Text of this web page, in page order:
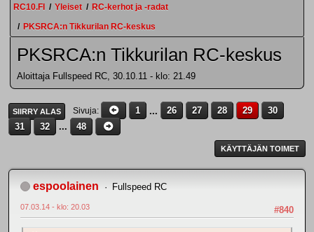
RC10.FI / Yleiset / RC-kerhot ja -radat
/ PKSRCA:n Tikkurilan RC-keskus
PKSRCA:n Tikkurilan RC-keskus
Aloittaja Fullspeed RC, 30.10.11 - klo: 21.49
SIIRRY ALAS Sivuja 1 ... 26 27 28 29
30
31
32 ... 48
KÄYTTÄJÄN TOIMET
espoolainen Fullspeed RC
#840
07.03.14 - klo: 20.03